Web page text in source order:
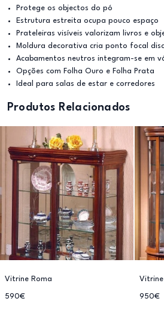
Protege os objectos do pó
Estrutura estreita ocupa pouco espaço
Prateleiras visíveis valorizam livros e
Moldura decorativa cria ponto focal
Acabamentos neutros integram-se em
Opções com Folha Ouro e Folha Prata
Ideal para salas de estar e corredores
Produtos Relacionados
Vitrine Roma
590€ 950€